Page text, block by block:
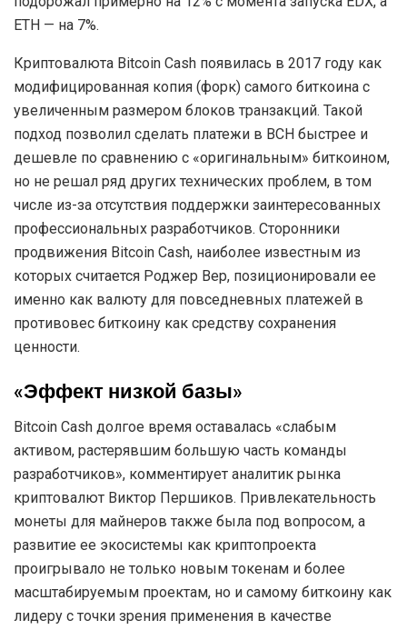
ETH — на 7%.
Криптовалюта Bitcoin Cash появилась в 2017 году как
модифицированная копия (форк) самого биткоина с
увеличенным размером блоков транзакций. Такой
подход позволил сделать платежи в BCH быстрее и
дешевле по сравнению с «оригинальным» биткоином,
но не решал ряд других технических проблем, в том
числе из-за отсутствия поддержки заинтересованных
профессиональных разработчиков. Сторонники
продвижения Bitcoin Cash, наиболее известным из
которых считается Роджер Вер, позиционировали ее
именно как валюту для повседневных платежей в
противовес биткоину как средству сохранения
ценности.
«Эффект низкой базы»
Bitcoin Cash долгое время оставалась «слабым
активом, растерявшим большую часть команды
разработчиков», комментирует аналитик рынка
криптовалют Виктор Першиков. Привлекательность
монеты для майнеров также была под вопросом, а
развитие ее экосистемы как криптопроекта
проигрывало не только новым токенам и более
масштабируемым проектам, но и самому биткоину как
лидеру с точки зрения применения в качестве